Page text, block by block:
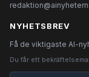
NYHETSBREV
Få de viktigaste AI-
Du får ett